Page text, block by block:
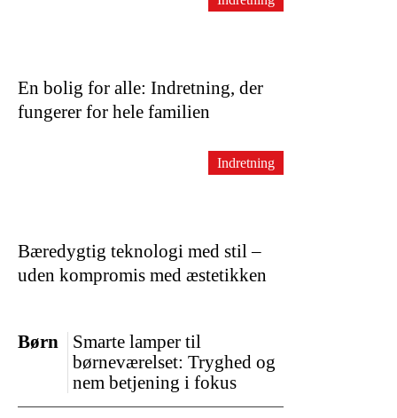
En bolig for alle: Indretning, der
fungerer for hele familien
Bæredygtig teknologi med stil –
uden kompromis med æstetikken
Indretning
Smarte lamper til
børneværelset: Tryghed og
nem betjening i fokus
Børn